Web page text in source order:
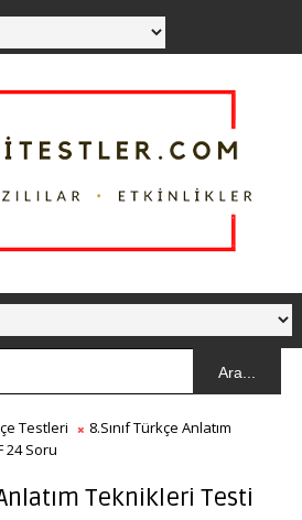
Ara...
Testleri
8.Sınıf Türkçe Anlatım
24 Soru
Teknikleri Testi